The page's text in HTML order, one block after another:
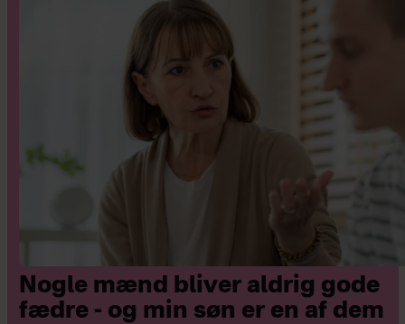
Nogle mænd bliver aldrig gode
fædre - og min søn er en af dem